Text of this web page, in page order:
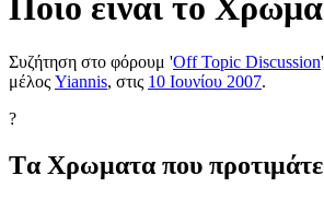
Ποιο ειναι το
Συζήτηση στο φόρουμ 'Off Topic Discussion
μέλος Yiannis, στις 10 Ιουνίου 2007.
?
Tα Χρωματα που